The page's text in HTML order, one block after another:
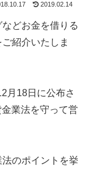
2019.02.14
どお金を借りる
紹介いたしま
月18日に公布さ
業法を守って営
のポイントを挙